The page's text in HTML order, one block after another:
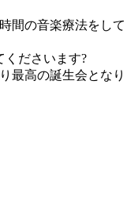
間の音楽療法をして
くださいます?
最高の誕生会となり